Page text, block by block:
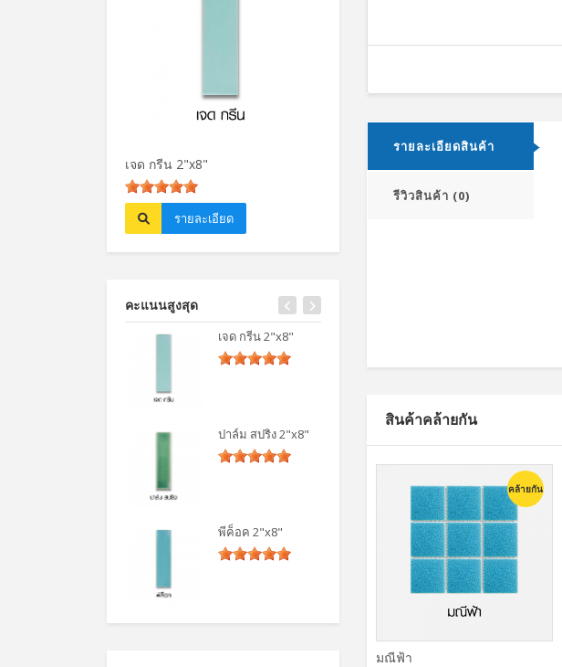
เจด กรีน 2"x8"
รายละเอียด
คะแนนสูงสุด
เจด กรีน 2"x8"
ปาล์ม สปริง 2"x8"
พีค็อค 2"x8"
รายละเอียดสินค้า
รีวิวสินค้า (0)
สินค้าคล้ายกัน
คล้ายกัน
มณีฟ้า